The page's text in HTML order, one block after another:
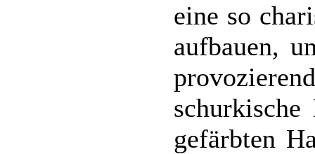
eine so
aufbauen,
gefärbten